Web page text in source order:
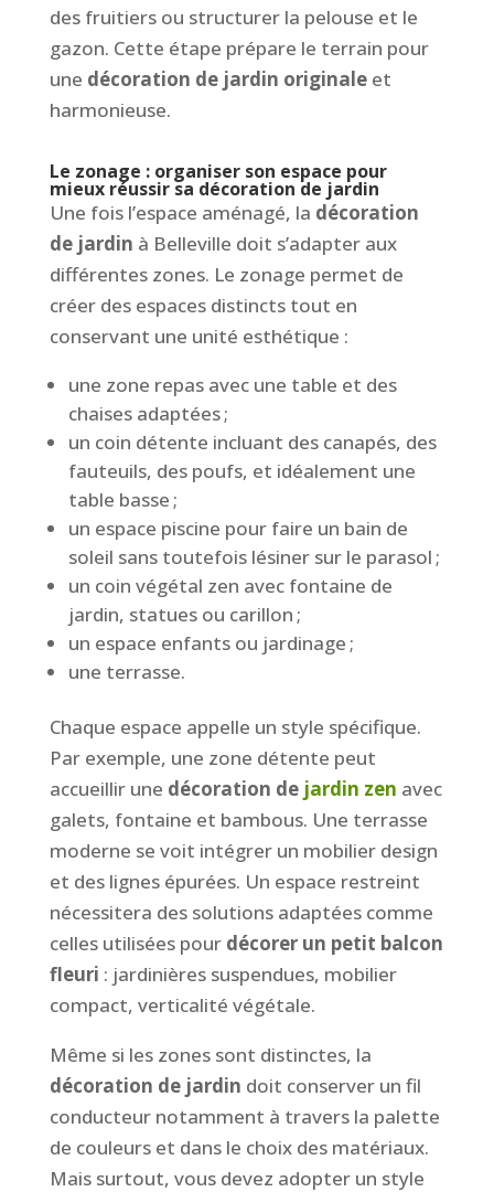
des fruitiers ou structurer la pelouse et le
gazon. Cette étape prépare le terrain pour
une décoration de jardin originaleet
harmonieuse.
Le zonage : organiser son espace pour
mieux réussir sa décoration de jardin
Une fois l’espace aménagé, la décoration
de jardin à Belleville doit s’adapter aux
différentes zones. Le zonage permet de
créer des espaces distincts tout en
conservant une unité esthétique :
une zone repas avec une table et des
chaises adaptées ;
un coin détente incluant des canapés, des
fauteuils, des poufs, et idéalement une
table basse ;
un espace piscine pour faire un bain de
soleil sans toutefois lésiner sur le parasol ;
un coin végétal zen avec fontaine de
jardin, statues ou carillon ;
un espace enfants ou jardinage ;
une terrasse.
Chaque espace appelle un style spécifique.
Par exemple, une zone détente peut
accueillir une décoration de jardin zen avec
galets, fontaine et bambous. Une terrasse
moderne se voit intégrer un mobilier design
et des lignes épurées. Un espace restreint
nécessitera des solutions adaptées comme
celles utilisées pour décorer un petit balcon
fleuri : jardinières suspendues, mobilier
compact, verticalité végétale.
Même si les zones sont distinctes, la
décoration de jardin doit conserver un fil
conducteur notamment à travers la palette
de couleurs et dans le choix des matériaux.
Mais surtout, vous devez adopter un style